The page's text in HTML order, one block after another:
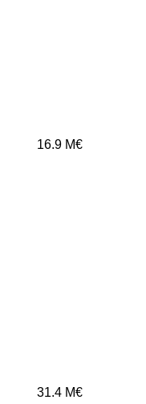
16.9 M€
31.4 M€